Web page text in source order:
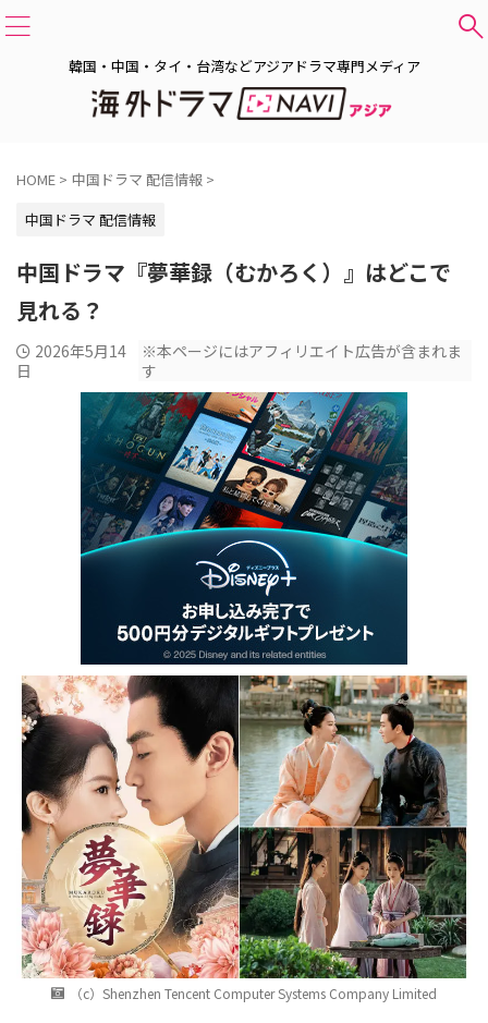
韓国・中国・タイ・台湾などアジアドラマ専門メディア
HOME > 中国ドラマ 配信情報 >
中国ドラマ 配信情報
中国ドラマ『夢華録（むかろく）』はどこで
見れる？
2026年5月14
日
※本ページにはアフィリエイト広告が含まれま
す
（c）Shenzhen Tencent Computer Systems Company Limited